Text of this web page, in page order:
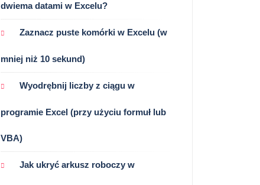
dwiema datami w Excelu?
Zaznacz puste komórki w Excelu (w
mniej niż 10 sekund)
Wyodrębnij liczby z ciągu w
programie Excel (przy użyciu formuł lub
VBA)
Jak ukryć arkusz roboczy w